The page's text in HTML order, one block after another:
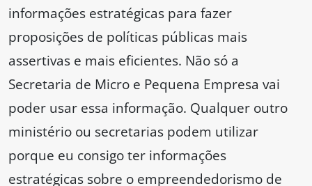
informações estratégicas para fazer
proposições de políticas públicas mais
assertivas e mais eficientes. Não só a
Secretaria de Micro e Pequena Empresa vai
poder usar essa informação. Qualquer outro
ministério ou secretarias podem utilizar
porque eu consigo ter informações
estratégicas sobre o empreendedorismo de